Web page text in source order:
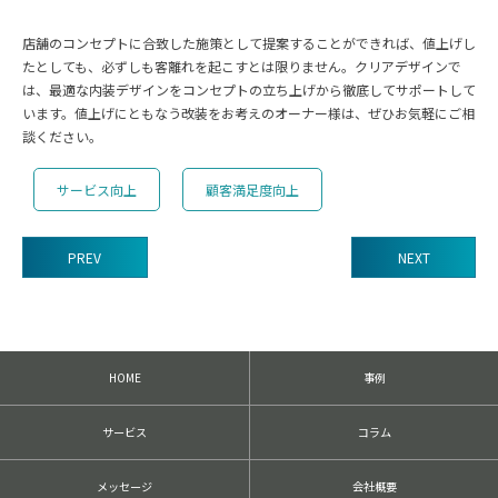
店舗のコンセプトに合致した施策として提案することができれば、値上げし
たとしても、必ずしも客離れを起こすとは限りません。クリアデザインで
は、最適な内装デザインをコンセプトの立ち上げから徹底してサポートして
います。値上げにともなう改装をお考えのオーナー様は、ぜひお気軽にご相
談ください。
サービス向上 顧客満足度向上
の
へ
ン
PREV NEXT
HOME 事例
サービス コラム
メッセージ 会社概要